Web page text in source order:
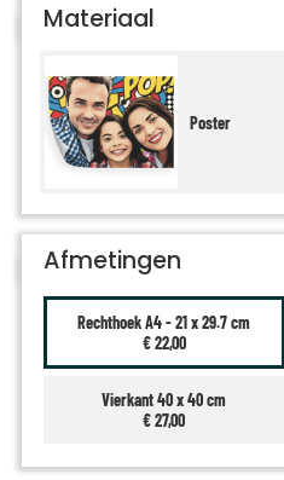
Materiaal
Poster
Afmetingen
Rechthoek A4 - 21 x 29.7 cm
€ 22,00
Vierkant 40 x 40 cm
€ 27,00